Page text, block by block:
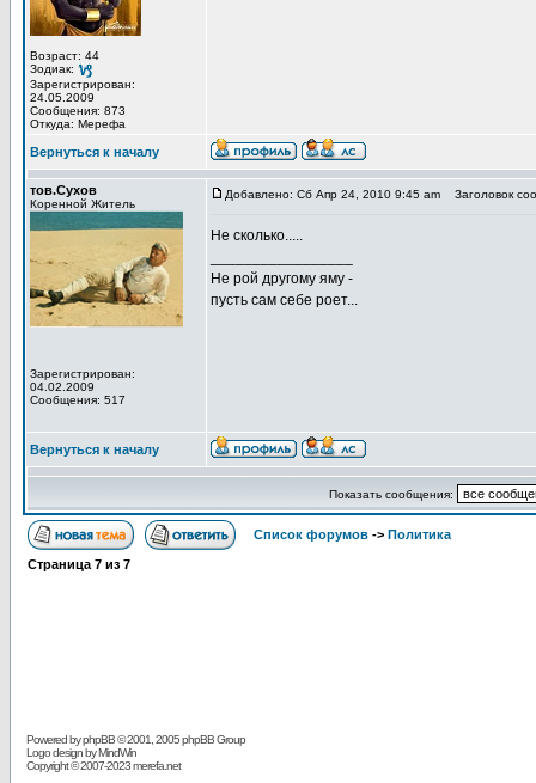
Возраст: 44
Зодиак:
Зарегистрирован:
24.05.2009
Сообщения: 873
Откуда: Мерефа
Вернуться к началу
тов.Сухов
Коренной Житель
Зарегистрирован:
04.02.2009
Сообщения: 517
Добавлено: Сб Апр 24, 2010 9:45 am Заголовок
Не сколько.....
Не рой другому яму -
пусть сам себе роет...
Вернуться к началу
Показать сообщения:
Список форумов -> Политика
Страница 7 из 7
Powered byphpBB© 2001, 2005 phpBB Group
Logo design by MindWin
Copyright © 2007-2023 merefa.net